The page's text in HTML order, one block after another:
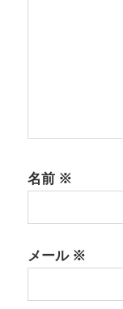
名前 ※
メール※